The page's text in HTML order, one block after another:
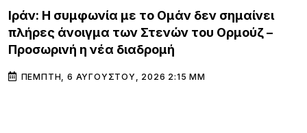
ΚΌΣΜΟΣ
82 χρόνια από το Ολοκαύτωμα των Ρομά: Η
«ξεχασμένη» γενοκτονία και η σφαγή της
2ας Αυγούστου